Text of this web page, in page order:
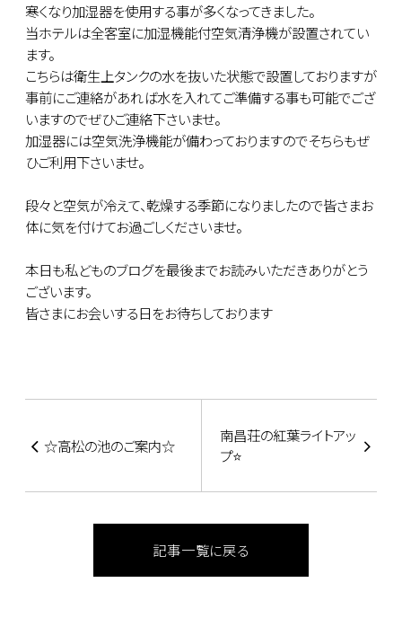
寒くなり加湿器を使用する事が多くなってきました。
当ホテルは全客室に加湿機能付空気清浄機が設置されてい
ます。
こちらは衛生上タンクの水を抜いた状態で設置しておりますが
事前にご連絡があれば水を入れてご準備する事も可能でござ
いますのでぜひご連絡下さいませ。
加湿器には空気洗浄機能が備わっておりますのでそちらもぜ
ひご利用下さいませ。
段々と空気が冷えて、乾燥する季節になりましたので皆さまお
体に気を付けてお過ごしくださいませ。
本日も私どものブログを最後までお読みいただきありがとう
ございます。
皆さまにお会いする日をお待ちしております
☆高松の池のご案内☆
南昌荘の紅葉ライトアッ
プ⭐
記事一覧に戻る